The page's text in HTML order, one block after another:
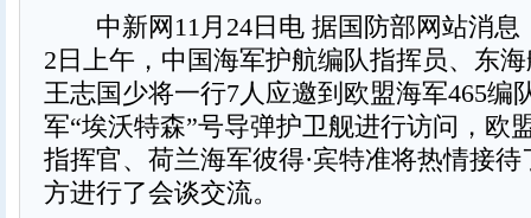
中新网11月24日电 据国防部网站消息
2日上午，中国海军护航编队指挥员、东
王志国少将一行7人应邀到欧盟海军465编
军“埃沃特森”号导弹护卫舰进行访问，欧
指挥官、荷兰海军彼得·宾特准将热情接
方进行了会谈交流。